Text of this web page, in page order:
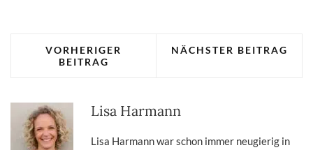
VORHERIGER
BEITRAG
NÄCHSTER BEITRAG
Lisa Harmann
Lisa Harmann war schon immer neugierig in